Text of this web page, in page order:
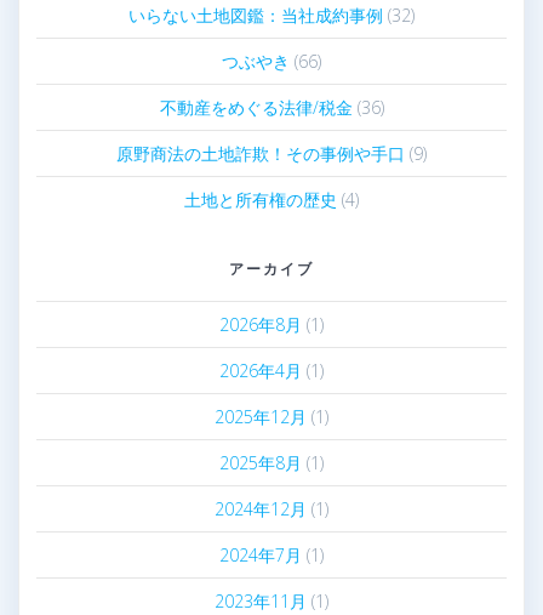
いらない土地図鑑：当社成約事例 (32)
つぶやき (66)
不動産をめぐる法律/税金 (36)
原野商法の土地詐欺！その事例や手口 (9)
土地と所有権の歴史 (4)
アーカイブ
2026年8月 (1)
2026年4月 (1)
2025年12月 (1)
2025年8月 (1)
2024年12月 (1)
2024年7月 (1)
2023年11月 (1)